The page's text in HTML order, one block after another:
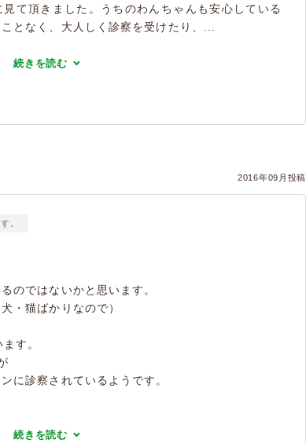
て頂きました。うちのわんちゃんも安心している
となく、大人しく診察を受けたり、...
続きを読む
2016年09月投稿
。
のではないかと思います。
・猫ばかりなので）
す。
に診察されているようです。
続きを読む